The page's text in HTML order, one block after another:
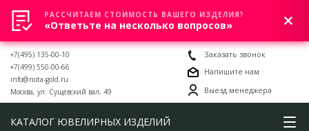
0
+7(495) 135-00-10
+7(499) 550-00-66
info@nota-gold.ru
Москва, ул. Сущевский вал, 49
Заказать звонок
Напишите нам
Выезд менеджера
КАТАЛОГ ЮВЕЛИРНЫХ ИЗДЕЛИЙ
РАССЧИТАЕМ СТОИМОСТЬ ВАШЕГО ИЗДЕЛИЯ?
«Ответьте на несколько вопросов»